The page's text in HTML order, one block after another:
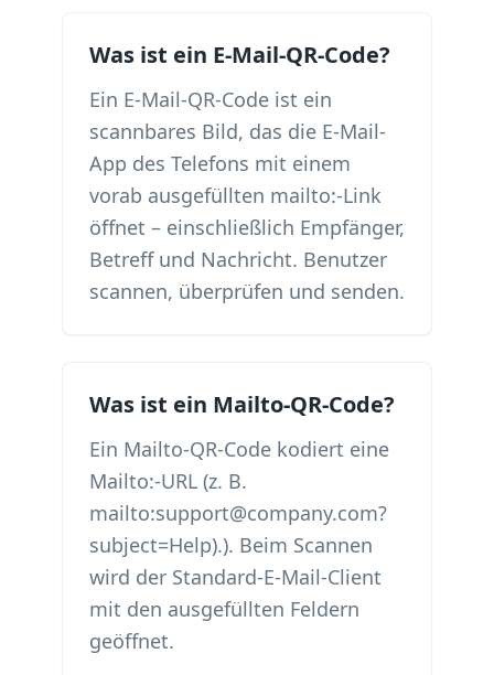
Was ist ein E-Mail-QR-Code?
Ein E-Mail-QR-Code ist ein
scannbares Bild, das die E-Mail-
App des Telefons mit einem
vorab ausgefüllten mailto:-Link
öffnet – einschließlich Empfänger,
Betreff und Nachricht. Benutzer
scannen, überprüfen und senden.
Was ist ein Mailto-QR-Code?
Ein Mailto-QR-Code kodiert eine
Mailto:-URL (z. B.
mailto:support@company.com?
subject=Help).). Beim Scannen
wird der Standard-E-Mail-Client
mit den ausgefüllten Feldern
geöffnet.